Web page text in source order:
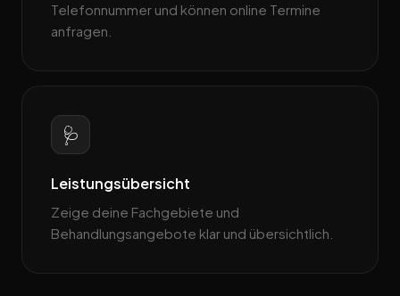
Telefonnummer und können online Termine
anfragen.
🩺
Leistungsübersicht
Zeige deine Fachgebiete und
Behandlungsangebote klar und übersichtlich.